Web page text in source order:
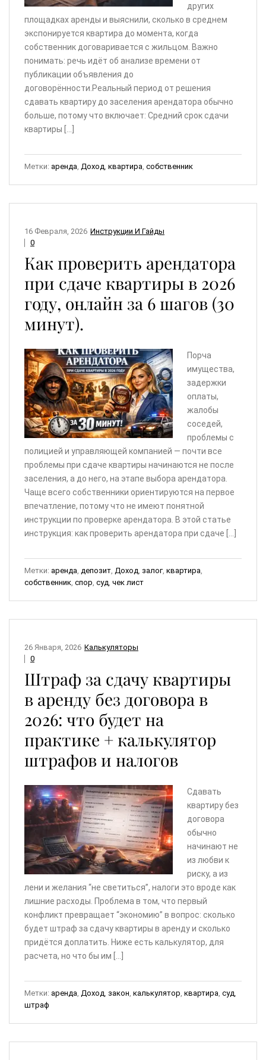
других
площадках аренды и выяснили, сколько в среднем
экспонируется квартира до момента, когда
собственник договаривается с жильцом. Важно
понимать: речь идёт об анализе времени от
публикации объявления до
договорённости.Реальный период от решения
сдавать квартиру до заселения арендатора обычно
больше, потому что включает: Средний срок сдачи
квартиры […]
Метки: аренда Доход квартира собственник
Инструкции И Гайды
16 Февраля, 2026
0
Как проверить арендатора
при сдаче квартиры в 2026
году, онлайн за 6 шагов (30
минут).
Порча
имущества,
задержки
оплаты,
жалобы
соседей,
проблемы с
полицией и управляющей компанией — почти все
проблемы при сдаче квартиры начинаются не после
заселения, а до него, на этапе выбора арендатора.
Чаще всего собственники ориентируются на первое
впечатление, потому что не имеют понятной
инструкции по проверке арендатора. В этой статье
инструкция: как проверить арендатора при сдаче […]
Метки: аренда депозит Доход залог, квартира
собственник спор суд чек лист
Калькуляторы
26 Января, 2026
0
Штраф за сдачу квартиры
в аренду без договора в
2026: что будет на
практике + калькулятор
штрафов и налогов
Сдавать
квартиру без
договора
обычно
начинают не
из любви к
риску, а из
лени и желания “не светиться”, налоги это вроде как
лишние расходы. Проблема в том, что первый
конфликт превращает “экономию” в вопрос: сколько
будет штраф за сдачу квартиры в аренду и сколько
придётся доплатить. Ниже есть калькулятор, для
расчета, но что бы им […]
Метки: аренда Доход закон калькулятор квартира суд
штраф